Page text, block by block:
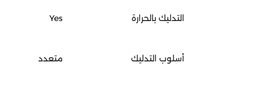
التدليك بالحرارة Yes
أسلوب التدليك متعدد